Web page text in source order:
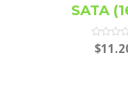
SATA
Rated
0$